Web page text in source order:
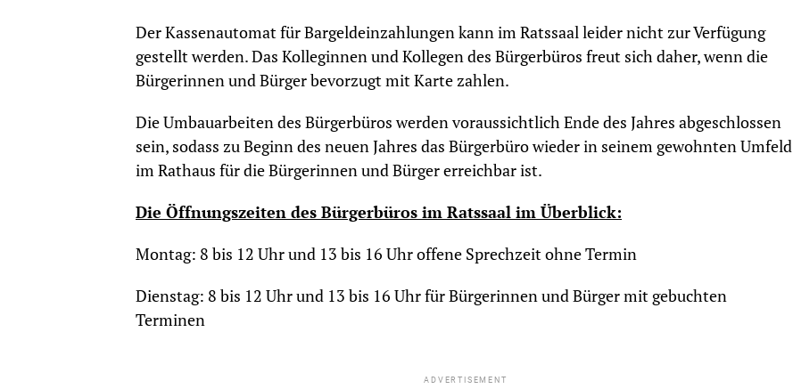
Der Kassenautomat für Bargeldeinzahlungen kann im Ratssaal leider nicht zur Verfügung
gestellt werden. Das Kolleginnen und Kollegen des Bürgerbüros freut sich daher, wenn die
Bürgerinnen und Bürger bevorzugt mit Karte zahlen.
Die Umbauarbeiten des Bürgerbüros werden voraussichtlich Ende des Jahres abgeschlossen
sein, sodass zu Beginn des neuen Jahres das Bürgerbüro wieder in seinem gewohnten Umfeld
im Rathaus für die Bürgerinnen und Bürger erreichbar ist.
Die Öffnungszeiten des Bürgerbüros im Ratssaal im Überblick:
Montag: 8 bis 12 Uhr und 13 bis 16 Uhr offene Sprechzeit ohne Termin
Dienstag: 8 bis 12 Uhr und 13 bis 16 Uhr für Bürgerinnen und Bürger mit gebuchten
Terminen
ADVERTISEMENT